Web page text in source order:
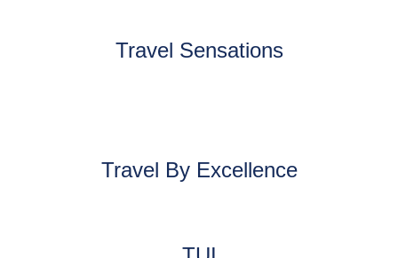
Travel Sensations
Travel By Excellence